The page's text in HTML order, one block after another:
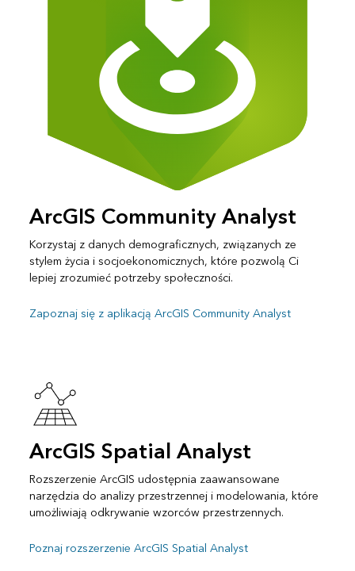
ArcGIS Community Analyst
Korzystaj z danych demograficznych, związanych ze
stylem życia i socjoekonomicznych, które pozwolą Ci
lepiej zrozumieć potrzeby społeczności.
Zapoznaj się z aplikacją ArcGIS Community Analyst
ArcGIS Spatial Analyst
Rozszerzenie ArcGIS udostępnia zaawansowane
narzędzia do analizy przestrzennej i modelowania, które
umożliwiają odkrywanie wzorców przestrzennych.
Poznaj rozszerzenie ArcGIS Spatial Analyst